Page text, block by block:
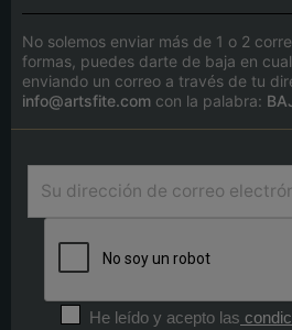
No solemos enviar más de 1 o 2
formas, puedes darte de baja en
enviando un correo a través de tu
info@artsfite.com con la palabra:
He leído y acepto las